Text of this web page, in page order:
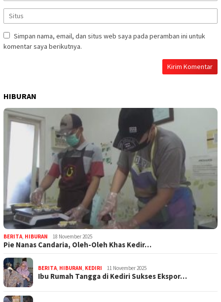
Simpan nama, email, dan situs web saya pada peramban ini untuk
komentar saya berikutnya.
HIBURAN
BERITA, HIBURAN 18 November 2025
Pie Nanas Candaria, Oleh-Oleh Khas Kedir…
BERITA, HIBURAN, KEDIRI 11 November 2025
Ibu Rumah Tangga di Kediri Sukses Ekspor…